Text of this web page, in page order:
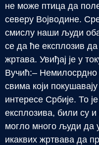
не може птица да
северу Војводине.
смислу наши људи
се да ће експлозив
жртава. Увиђај је у
Вучић:– Немилосрдно
свима који
интересе Србије. То
експлозива, били су
могло много људи да
икаквих жртвава да